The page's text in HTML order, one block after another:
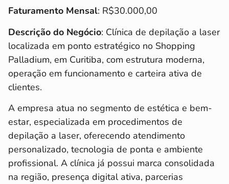
Faturamento Mensal: R$30.000,00
Descrição do Negócio: Clínica de depilação a laser
localizada em ponto estratégico no Shopping
Palladium, em Curitiba, com estrutura moderna,
operação em funcionamento e carteira ativa de
clientes.
A empresa atua no segmento de estética e bem-
estar, especializada em procedimentos de
depilação a laser, oferecendo atendimento
personalizado, tecnologia de ponta e ambiente
profissional. A clínica já possui marca consolidada
na região, presença digital ativa, parcerias